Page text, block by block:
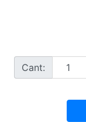
Cant: